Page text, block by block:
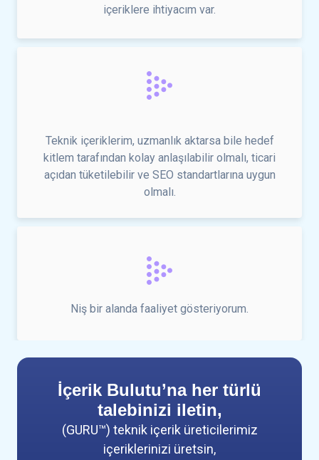
içeriklere ihtiyacım var.
Teknik içeriklerim, uzmanlık aktarsa bile hedef
kitlem tarafından kolay anlaşılabilir olmalı, ticari
açıdan tüketilebilir ve SEO standartlarına uygun
olmalı.
Niş bir alanda faaliyet gösteriyorum.
İçerik Bulutu’na her türlü
talebinizi iletin,
(GURU™) teknik içerik üreticilerimiz
içeriklerinizi üretsin,